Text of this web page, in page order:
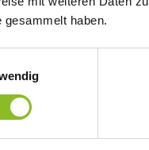
gesammelt haben.